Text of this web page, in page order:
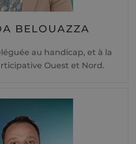
BELOUAZZA
au handicap, et à la
Ouest et Nord.